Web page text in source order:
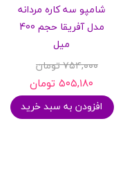
شامپو سه کاره مردانه
مدل آفریقا حجم 400
میل
۷۵۴,۰۰۰ تومان
۵۰۵,۱۸۰ تومان
افزودن به سبد خرید